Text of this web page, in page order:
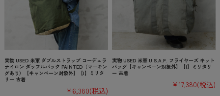
実物 USED 米軍 ダブルストラップ コーデュラ
ナイロン ダッフルバック PAINTED（マーキン
グあり）【キャンペーン対象外】【I】ミリタ
リー 古着
¥6,380(税込)
実物 USED 米軍 U.S.A.F. フライヤーズ キット
バッグ【キャンペーン対象外】【I】ミリタリ
ー 古着
¥17,380(税込)